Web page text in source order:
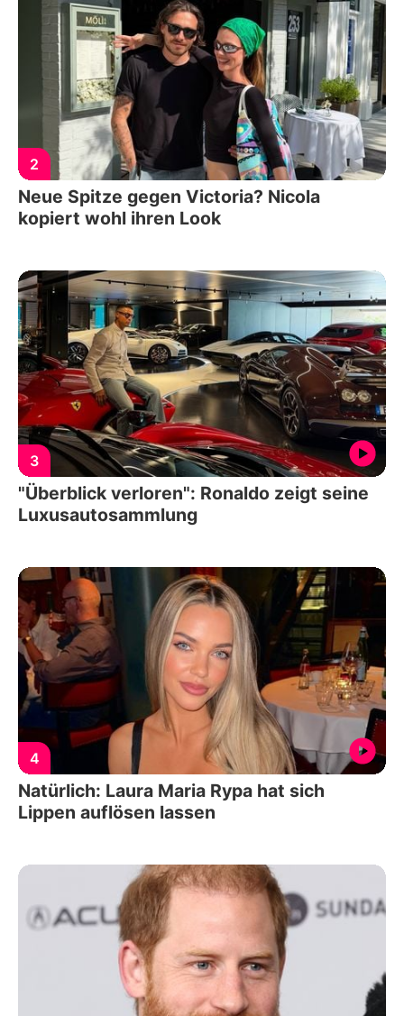
2
Neue Spitze gegen Victoria? Nicola
kopiert wohl ihren Look
3
"Überblick verloren": Ronaldo zeigt seine
Luxusautosammlung
4
Natürlich: Laura Maria Rypa hat sich
Lippen auflösen lassen